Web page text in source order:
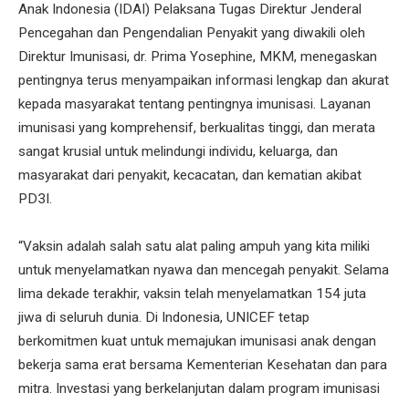
Anak Indonesia (IDAI) Pelaksana Tugas Direktur Jenderal
Pencegahan dan Pengendalian Penyakit yang diwakili oleh
Direktur Imunisasi, dr. Prima Yosephine, MKM, menegaskan
pentingnya terus menyampaikan informasi lengkap dan akurat
kepada masyarakat tentang pentingnya imunisasi. Layanan
imunisasi yang komprehensif, berkualitas tinggi, dan merata
sangat krusial untuk melindungi individu, keluarga, dan
masyarakat dari penyakit, kecacatan, dan kematian akibat
PD3I.
“Vaksin adalah salah satu alat paling ampuh yang kita miliki
untuk menyelamatkan nyawa dan mencegah penyakit. Selama
lima dekade terakhir, vaksin telah menyelamatkan 154 juta
jiwa di seluruh dunia. Di Indonesia, UNICEF tetap
berkomitmen kuat untuk memajukan imunisasi anak dengan
bekerja sama erat bersama Kementerian Kesehatan dan para
mitra. Investasi yang berkelanjutan dalam program imunisasi